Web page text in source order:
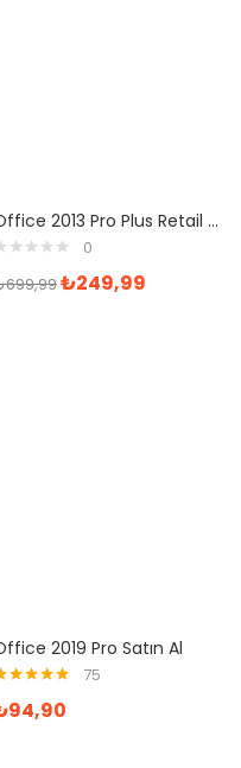
Office 2013 Pro Plus Retail Dijital Lisans Anahtarı
0
699,99₺249,99
2019 Pro Satın Al
oy aldı
75
94,90